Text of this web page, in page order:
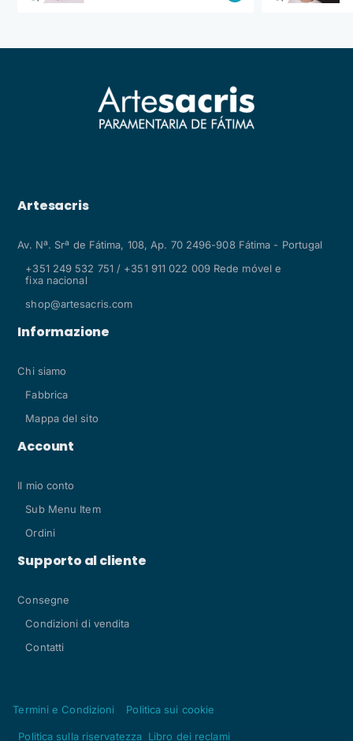
Artesacris
Av. Nª. Srª de Fátima, 108, Ap. 70 2496-908 Fátima - Portugal
+351 249 532 751 / +351 911 022 009 Rede móvel e
fixa nacional
shop@artesacris.com
Informazione
Chi siamo
Fabbrica
Mappa del sito
Account
Il mio conto
Sub Menu Item
Ordini
Supporto al cliente
Consegne
Condizioni di vendita
Contatti
Termini e Condizioni Politica sui cookie
Politica sulla riservatezza Libro dei reclami